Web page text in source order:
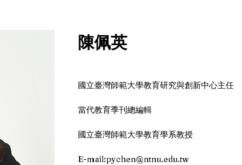
陳佩英
國立臺灣師範大學教育研究與創新中心主任
當代教育季刊總編輯
國立臺灣師範大學教育學系教授
E-mail:pychen@ntnu.edu.tw